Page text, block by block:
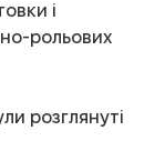
і
рольових
розглянуті